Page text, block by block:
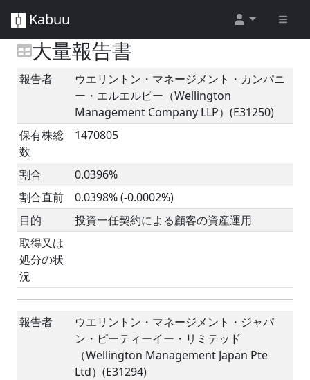
Kabuu
大量報告書
報告者
ウエリントン・マネージメント・カンパニ
ー・エルエルピー（Wellington
Management Company LLP）(E31250)
保有株総
数
1470805
割合
0.0396%
割合直前
0.0398% (-0.0002%)
目的
投資一任契約による顧客の資産運用
取得又は
処分の状
況
報告者
ウエリントン・マネージメント・ジャパ
ン・ピーティーイー・リミテッド
（Wellington Management Japan Pte
Ltd）(E31294)